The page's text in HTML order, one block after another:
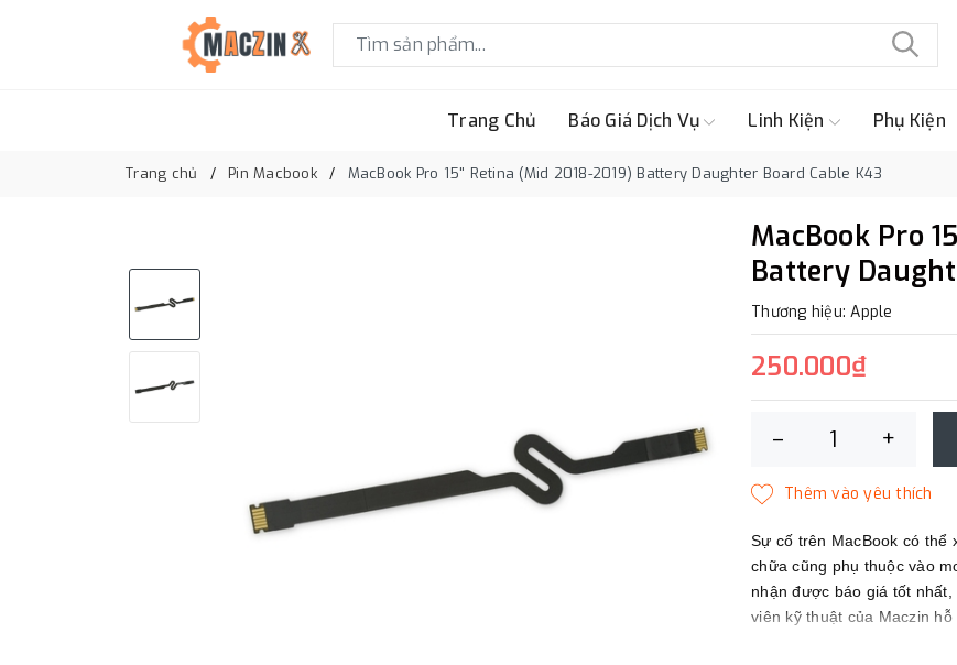
Trang Chủ Báo Giá Dịch Vụ Linh Kiện Phụ Kiện
Trang chủ Pin Macbook MacBook Pro 15" Retina (Mid 2018-2019) Battery Daughter Board Cable K43
MacBook Pro
Battery
Thương hiệu: Apple
250.000₫
– +
Sự cố trên MacBook có thể
chữa cũng phụ thuộc vào
nhận được báo giá tốt nhất,
viên kỹ thuật của Maczin hỗ